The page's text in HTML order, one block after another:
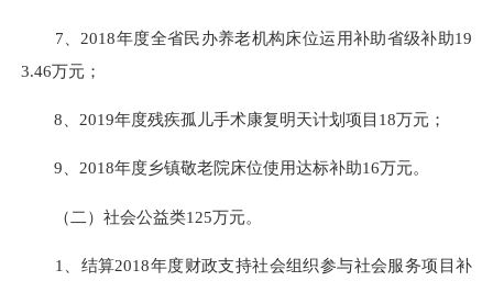
7、 2018年度全省民办养老机构床位运用补助省级补助19
3.46万元；
8、 2019年度残疾孤儿手术康复明天计划项目18万元；
9、 2018年度乡镇敬老院床位使用达标补助16万元。
（二） 社会公益类125万元。
1、 结算2018年度财政支持社会组织参与社会服务项目补